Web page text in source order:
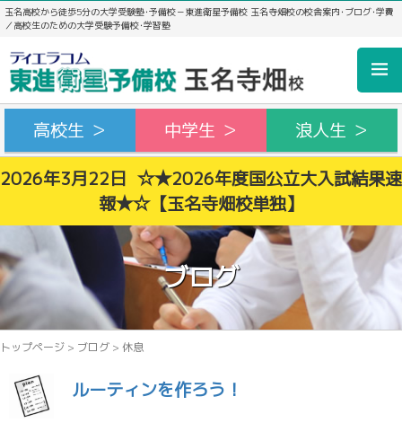
玉名高校から徒歩5分の大学受験塾･予備校－東進衛星予備校 玉名寺畑校の校舎案内･ブログ･学費
／高校生のための大学受験予備校･学習塾
高校生 ＞ 中学生 ＞ 浪人生 ＞
2026年3月22日 ☆★2026年度国公立大入試結果速
報★☆【玉名寺畑校単独】
ブログ
トップページ > ブログ > 休息
ルーティンを作ろう！